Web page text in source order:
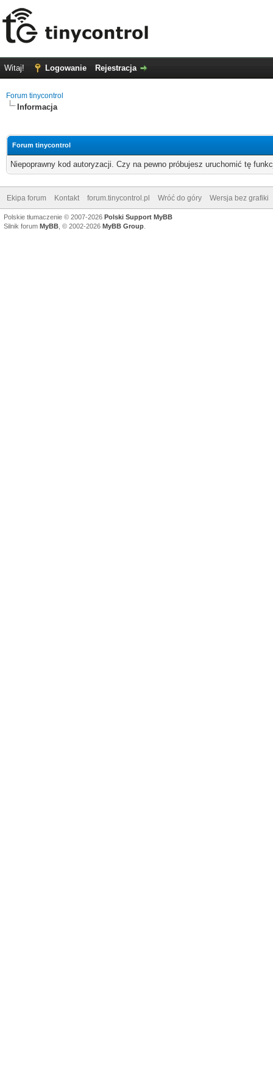
Witaj! Logowanie Rejestracja
Forum tinycontrol
Informacja
Forum tinycontrol
Niepoprawny kod autoryzacji. Czy na pewno próbujesz uruchomić tę
Ekipa forum Kontakt forum.tinycontrol.pl Wróć do góry Wersja bez grafiki
Polskie tłumaczenie © 2007-2026 Polski Support MyBB
Silnik forum MyBB , © 2002-2026 MyBB Group